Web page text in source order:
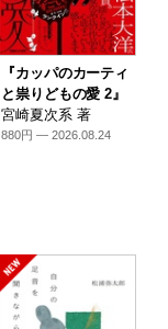
『カッパのカーティ
と祟りどもの愛 2』
宮崎夏次系 著
880円 — 2026.08.24